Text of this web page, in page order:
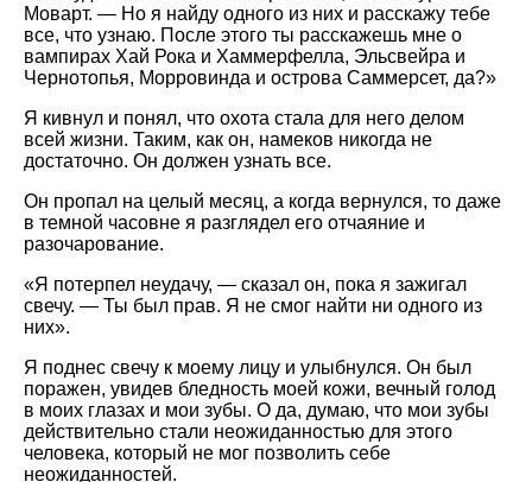
Моварт. — Но я найду одного из них и расскажу тебе
все, что узнаю. После этого ты расскажешь мне о
вампирах Хай Рока и Хаммерфелла, Эльсвейра и
Чернотопья, Морровинда и острова Саммерсет, да?»
Я кивнул и понял, что охота стала для него делом
всей жизни. Таким, как он, намеков никогда не
достаточно. Он должен узнать все.
Он пропал на целый месяц, а когда вернулся, то даже
в темной часовне я разглядел его отчаяние и
разочарование.
«Я потерпел неудачу, — сказал он, пока я зажигал
свечу. — Ты был прав. Я не смог найти ни одного из
них».
Я поднес свечу к моему лицу и улыбнулся. Он был
поражен, увидев бледность моей кожи, вечный голод
в моих глазах и мои зубы. О да, думаю, что мои зубы
действительно стали неожиданностью для этого
человека, который не мог позволить себе
неожиданностей.